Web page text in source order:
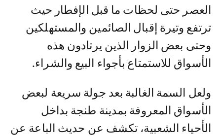
العصر حتى لحظات ما قبل الإفطار حيث
ترتفع وتيرة إقبال الصائمين والمستهلكين
وحتى بعض الزوار الذين يرتادون هذه
الأسواق للاستمتاع بأجواء البيع والشراء.
ولعل السمة الغالبة بعد جولة سريعة لبعض
الأسواق المعروفة بمدينة طنجة بداخل
الأحياء الشعبية، تكشف عن حديث الباعة عن